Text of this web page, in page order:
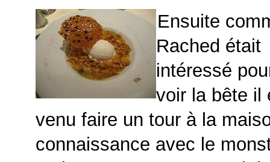
Ensuite
Rached était
intéressé
voir la bête il
venu faire un tour à la
connaissance avec le